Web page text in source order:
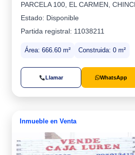
PARCELA 100, EL CARMEN,
Estado: Disponible
Partida registral: 11038211
Área: 666.60 m² Construida: 0 m²
Llamar WhatsApp
Inmueble en Venta